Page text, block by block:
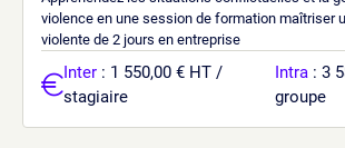
violence en une session de formation maîtriser
violente de 2 jours en entreprise
Inter : 1 550,00 € HT /
stagiaire
Intra : 3
groupe